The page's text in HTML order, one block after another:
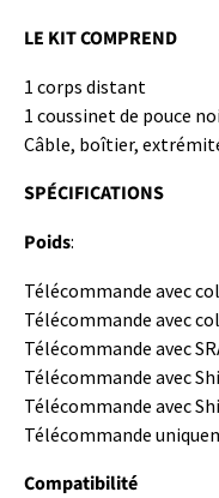
LE KIT COMPREND
1 corps distant
1 coussinet de pouce
Câble, boîtier,
SPÉCIFICATIONS
Poids:
Télécommande avec
Télécommande avec
Télécommande avec
Télécommande avec
Télécommande avec
Télécommande
Compatibilité